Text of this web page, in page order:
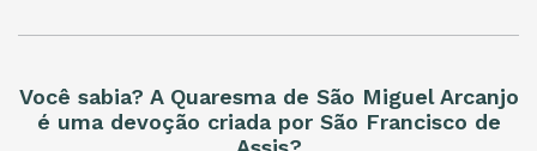
Você sabia? A Quaresma de São Miguel Arcanjo
é uma devoção criada por São Francisco de